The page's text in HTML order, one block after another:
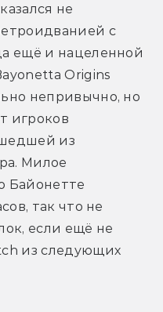
не
с
ещё и нацеленной
Origins
непривычно, но
игроков
из
Милое
Байонетте
так что не
если ещё не
из следующих